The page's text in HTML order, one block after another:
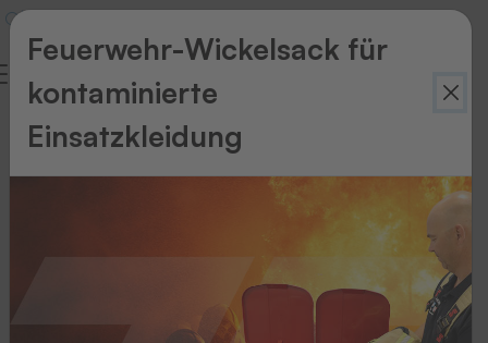
Zurück
Feuerwehr-Wickelsack für
kontaminierte
Einsatzkleidung